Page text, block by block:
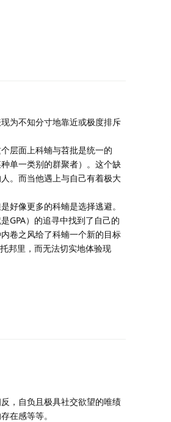
为不知分寸地靠近或极度排斥
层面上科蝻与苕批是统一的
单一类别的群聚者）。这个缺
。而当他遇上与自己有着极大
像更多的科蝻是选择逃避。
GPA）的追寻中找到了自己的
卷之风给了科蝻一个新的目标
邦里，而无法切实地体验现
，自负且极具社交欲望的唯绩
在感等等。